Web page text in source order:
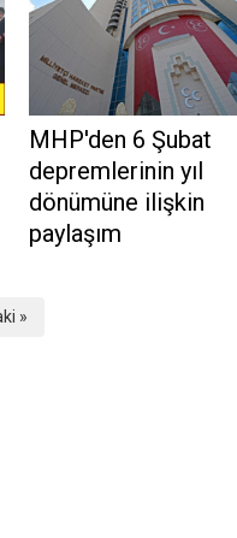
MHP'den 6 Şubat
depremlerinin yıl
dönümüne ilişkin
paylaşım
»